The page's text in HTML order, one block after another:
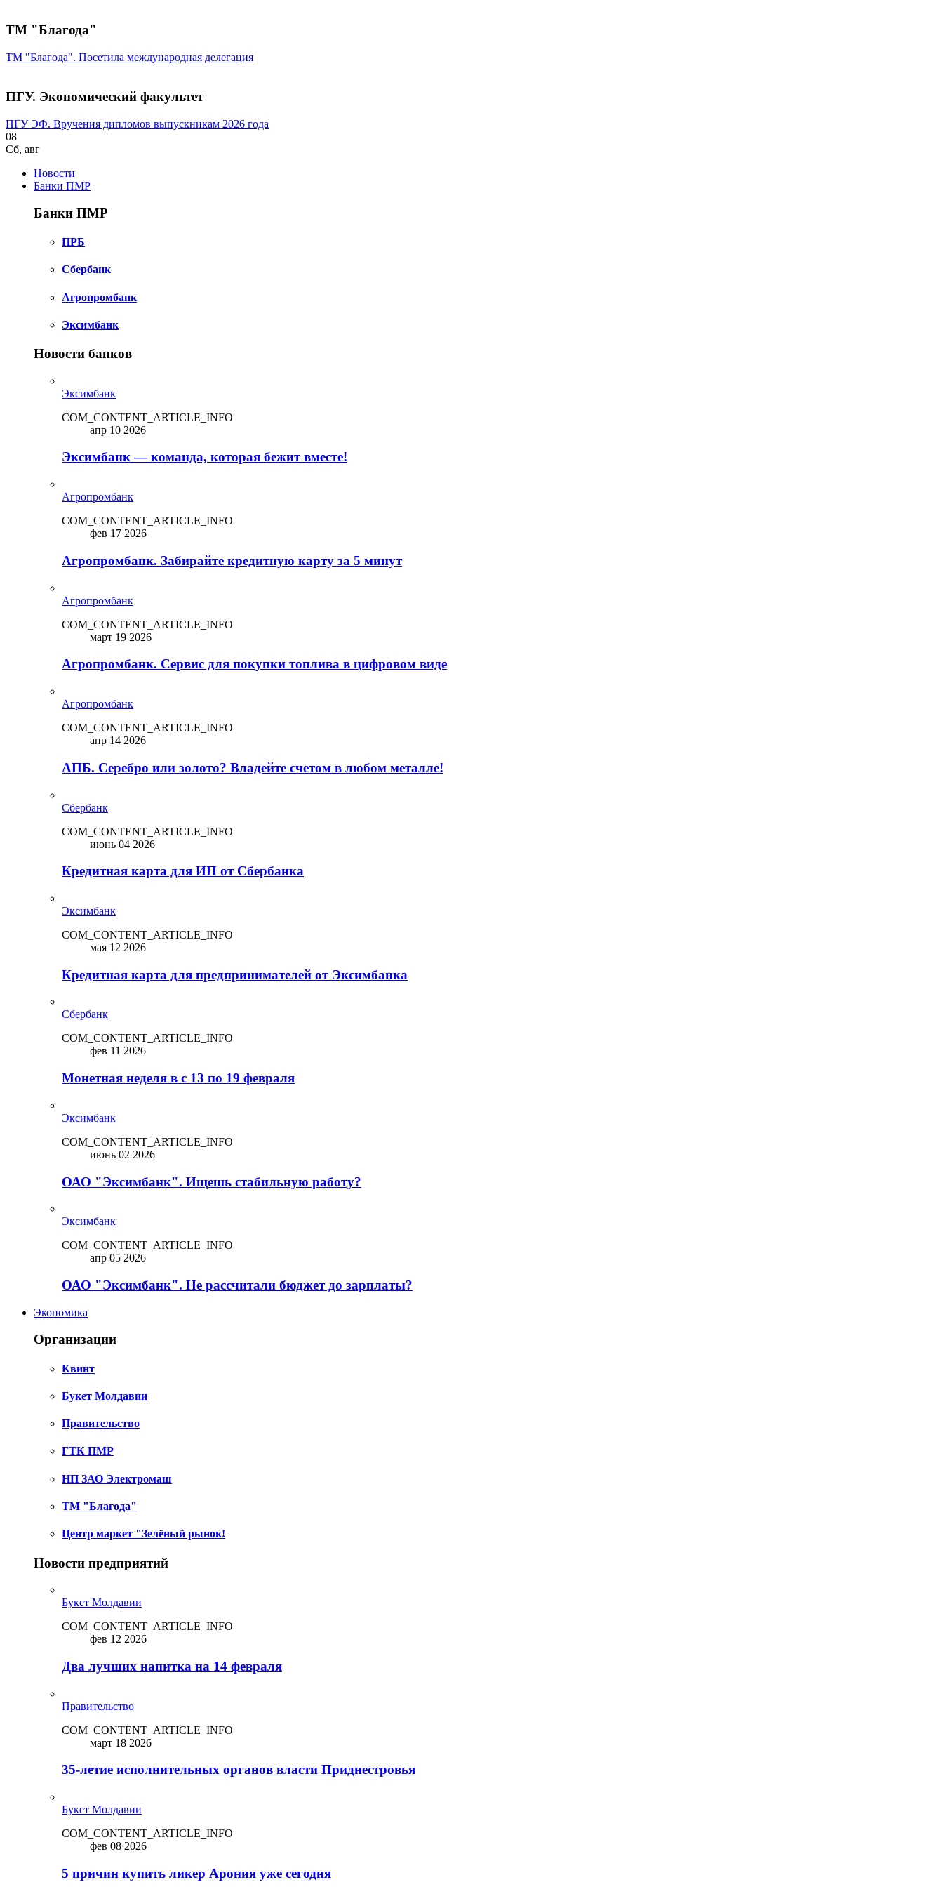
ТМ "Благода"
ТМ "Благода". Посетила международная делегация
ПГУ. Экономический факультет
ПГУ ЭФ. Вручения дипломов выпускникам 2026 года
08
Сб, авг
Новости
Банки ПМР
Банки ПМР
ПРБ
Сбербанк
Агропромбанк
Эксимбанк
Новости банков
Эксимбанк
COM_CONTENT_ARTICLE_INFO
апр 10 2026
Эксимбанк — команда, которая бежит вместе!
Агропромбанк
COM_CONTENT_ARTICLE_INFO
фев 17 2026
Агропромбанк. Забирайте кредитную карту за 5 минут
Агропромбанк
COM_CONTENT_ARTICLE_INFO
март 19 2026
Агропромбанк. Сервис для покупки топлива в цифровом виде
Агропромбанк
COM_CONTENT_ARTICLE_INFO
апр 14 2026
АПБ. Серебро или золото? Владейте счетом в любом металле!
Сбербанк
COM_CONTENT_ARTICLE_INFO
июнь 04 2026
Кредитная карта для ИП от Сбербанка
Эксимбанк
COM_CONTENT_ARTICLE_INFO
мая 12 2026
Кредитная карта для предпринимателей от Эксимбанка
Сбербанк
COM_CONTENT_ARTICLE_INFO
фев 11 2026
Монетная неделя в с 13 по 19 февраля
Эксимбанк
COM_CONTENT_ARTICLE_INFO
июнь 02 2026
ОАО "Эксимбанк". Ищешь стабильную работу?
Эксимбанк
COM_CONTENT_ARTICLE_INFO
апр 05 2026
ОАО "Эксимбанк". Не рассчитали бюджет до зарплаты?
Экономика
Организации
Квинт
Букет Молдавии
Правительство
ГТК ПМР
НП ЗАО Электромаш
ТМ "Благода"
Центр маркет "Зелёный рынок!
Новости предприятий
Букет Молдавии
COM_CONTENT_ARTICLE_INFO
фев 12 2026
Два лучших напитка на 14 февраля
Правительство
COM_CONTENT_ARTICLE_INFO
март 18 2026
35-летие исполнительных органов власти Приднестровья
Букет Молдавии
COM_CONTENT_ARTICLE_INFO
фев 08 2026
5 причин купить ликep Арония уже сегодня